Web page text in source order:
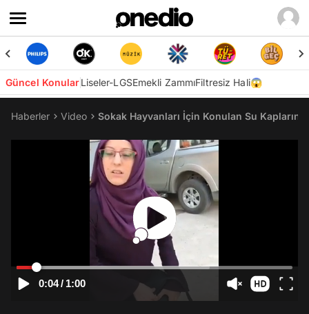
Güncel KonularLiseler-LGSEmekli ZammıFiltresiz Hali😱
Haberler Video Sokak Hayvanları İçin Konulan Su
0:04/ 1:00